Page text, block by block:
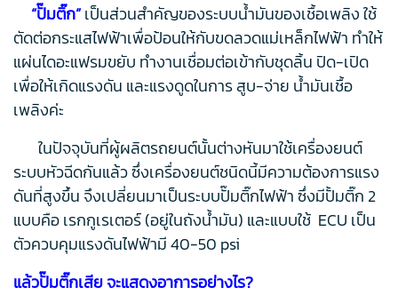
“ปั๊มติ๊ก”เป็นส่วนสำคัญของระบบน้ำมันของเชื้อเพลิง ใช้
ตัดต่อกระแสไฟฟ้าเพื่อป้อนให้กับขดลวดแม่เหล็กไฟฟ้า ทำให้
แผ่นไดอะแฟรมขยับ ทำงานเชื่อมต่อเข้ากับชุดลิ้น ปิด-เปิด
เพื่อให้เกิดแรงดัน และแรงดูดในการ สูบ-จ่าย น้ำมันเชื้อ
เพลิงค่ะ
ในปัจจุบันที่ผู้ผลิตรถยนต์นั้นต่างหันมาใช้เครื่องยนต์
ระบบหัวฉีดกันแล้ว ซึ่งเครื่องยนต์ชนิดนี้มีความต้องการแรง
ดันที่สูงขึ้น จึงเปลี่ยนมาเป็นระบบปั๊มติ๊กไฟฟ้า ซึ่งมีปั้มติ๊ก 2
แบบคือ เรกกูเรเตอร์ (อยู่ในถังน้ำมัน) และแบบใช้ ECU เป็น
ตัวควบคุมแรงดันไฟฟ้ามี 40-50 psi
แล้วปั๊มติ๊กเสีย จะแสดงอาการอย่างไร?